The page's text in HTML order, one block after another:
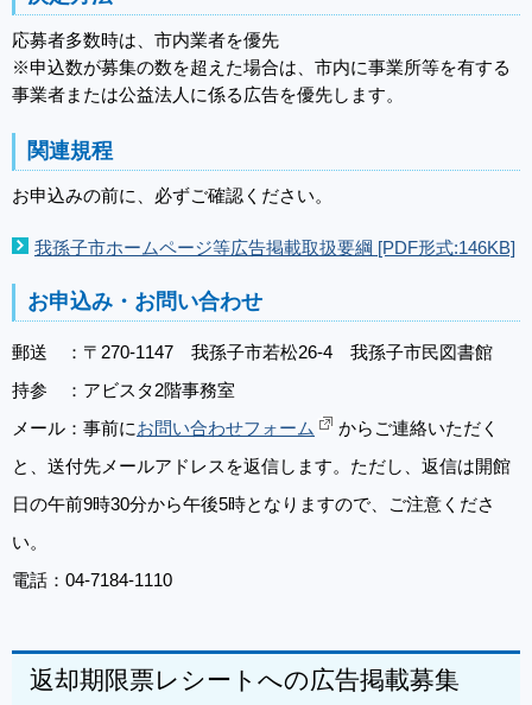
応募者多数時は、市内業者を優先
※申込数が募集の数を超えた場合は、市内に事業所等を有する
事業者または公益法人に係る広告を優先します。
関連規程
お申込みの前に、必ずご確認ください。
我孫子市ホームページ等広告掲載取扱要綱 [PDF形式:146KB]
お申込み・お問い合わせ
郵送 ：〒270-1147 我孫子市若松26-4 我孫子市民図書館
持参 ：アビスタ2階事務室
メール：事前にお問い合わせフォーム
からご連絡いただく
と、送付先メールアドレスを返信します。ただし、返信は開館
日の午前9時30分から午後5時となりますので、ご注意くださ
い。
電話：04-7184-1110
返却期限票レシートへの広告掲載募集